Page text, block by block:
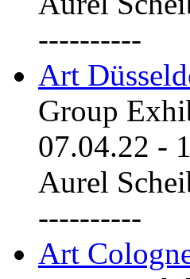
----------
Art
Group
07.04.22 -
Aurel
----------
Art